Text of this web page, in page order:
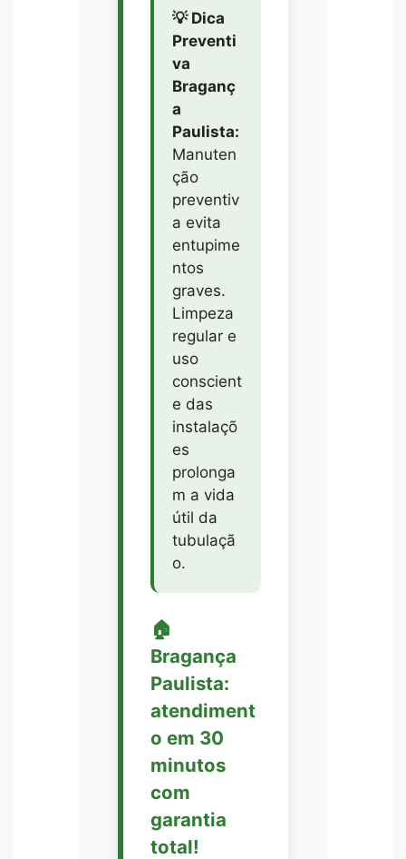
💡 Dica
Preventi
va
Braganç
a
Paulista:
Manuten
ção
preventiv
a evita
entupime
ntos
graves.
Limpeza
regular e
uso
conscient
e das
instalaçõ
es
prolonga
m a vida
útil da
tubulaçã
o.
🏠
Bragança
Paulista:
atendiment
o em 30
minutos
com
garantia
total!